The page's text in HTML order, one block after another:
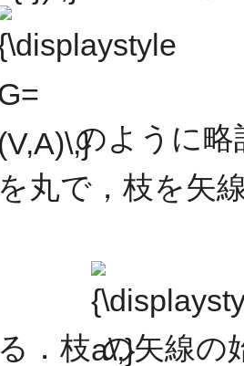
のように略
を丸で，枝を矢
る．枝 の矢線の